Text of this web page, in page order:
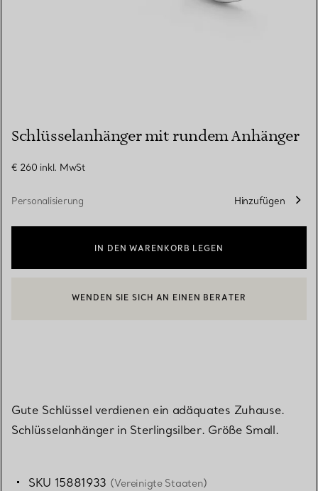
Schlüsselanhänger mit rundem Anhänger
€ 260 inkl. MwSt
Personalisierung Hinzufügen
IN DEN WARENKORB LEGEN
WENDEN SIE SICH AN EINEN BERATER
Gute Schlüssel verdienen ein adäquates Zuhause.
Schlüsselanhänger in Sterlingsilber. Größe Small.
SKU 15881933 (Vereinigte Staaten)